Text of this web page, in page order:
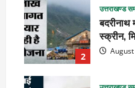
2
उत्तराखण्ड
बदरीनाथ
स्क्रीन,